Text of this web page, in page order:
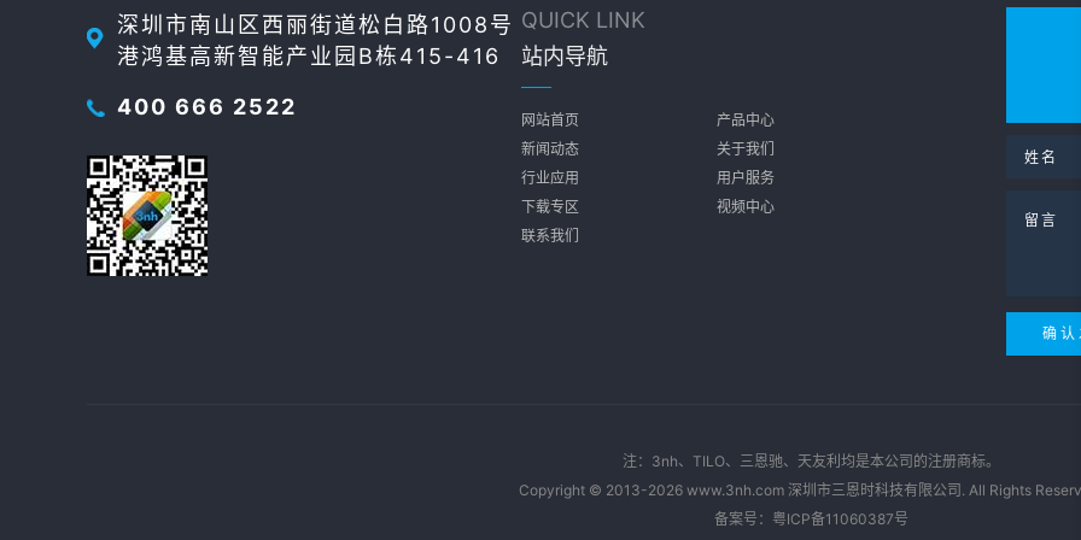
深圳市南山区西丽街道松白路1008号
港鸿基高新智能产业园B栋415-416
400 666 2522
QUICK LINK
站内导航
网站首页
产品中心
新闻动态
关于我们
行业应用
用户服务
下载专区
视频中心
联系我们
注：3nh、TILO、三恩驰、天友利均是本公司的注册商标。
Copyright © 2013-2026 www.3nh.com 深圳市三恩时科技有限公司. All Rights
备案号： 粤ICP备11060387号